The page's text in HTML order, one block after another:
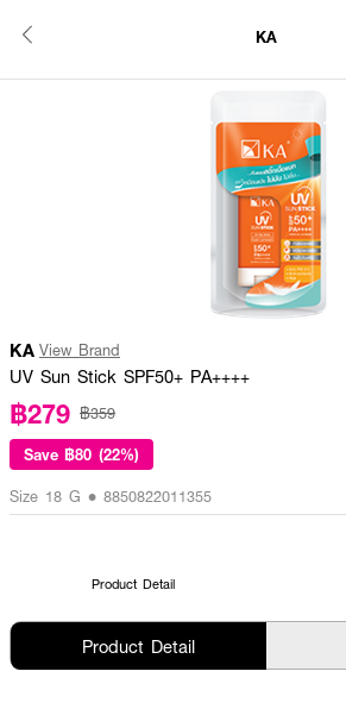
KA
KA View Brand
UV Sun Stick SPF50+ PA++++
฿279 ฿359
Save ฿80 (22%)
Size 18 G • 8850822011355
Product Detail
Product Detail